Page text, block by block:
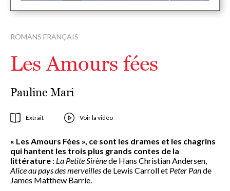
ROMANS FRANÇAIS
Les Amours fées
Pauline Mari
Extrait Voir la vidéo
« Les Amours Fées », ce sont les drames et les chagrins
qui hantent les trois plus grands contes de la
littérature : La Petite Sirènede Hans Christian Andersen,
Alice au pays des merveillesde Lewis Carroll et Peter Pande
James Matthew Barrie.